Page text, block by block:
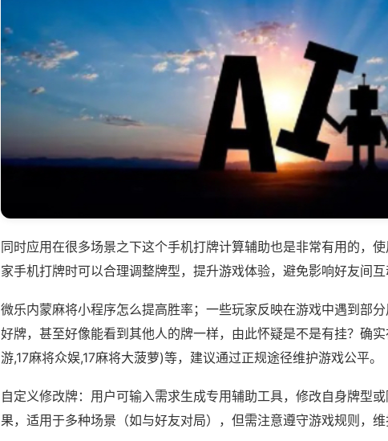
同时应用在很多场景之下这个手机打牌计算辅助也是非常有用的，
家手机打牌时可以合理调整牌型，提升游戏体验，避免影响好友间互
微乐内蒙麻将小程序怎么提高胜率；一些玩家反映在游戏中遇到部
好牌，甚至好像能看到其他人的牌一样，由此怀疑是不是有挂？确
游,17麻将众娱,17麻将大菠萝)等，建议通过正规途径维护游戏公平。
自定义修改牌：用户可输入需求生成专用辅助工具，修改自身牌型
果，适用于多种场景（如与好友对局），但需注意遵守游戏规则，维